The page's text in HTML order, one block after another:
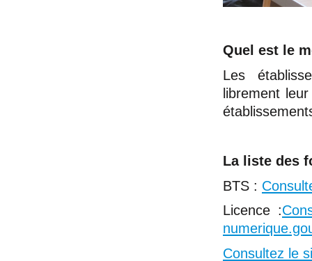
Quel est le
Les
librement
La liste des
BTS :
Licence :
Consultez le